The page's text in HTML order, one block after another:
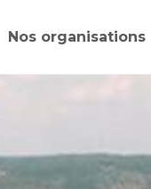
Nos organisations